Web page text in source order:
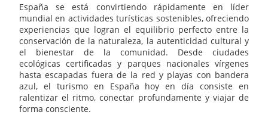
España se está convirtiendo rápidamente en líder
mundial en actividades turísticas sostenibles, ofreciendo
experiencias que logran el equilibrio perfecto entre la
conservación de la naturaleza, la autenticidad cultural y
el bienestar de la comunidad. Desde ciudades
ecológicas certificadas y parques nacionales vírgenes
hasta escapadas fuera de la red y playas con bandera
azul, el turismo en España hoy en día consiste en
ralentizar el ritmo, conectar profundamente y viajar de
forma consciente.